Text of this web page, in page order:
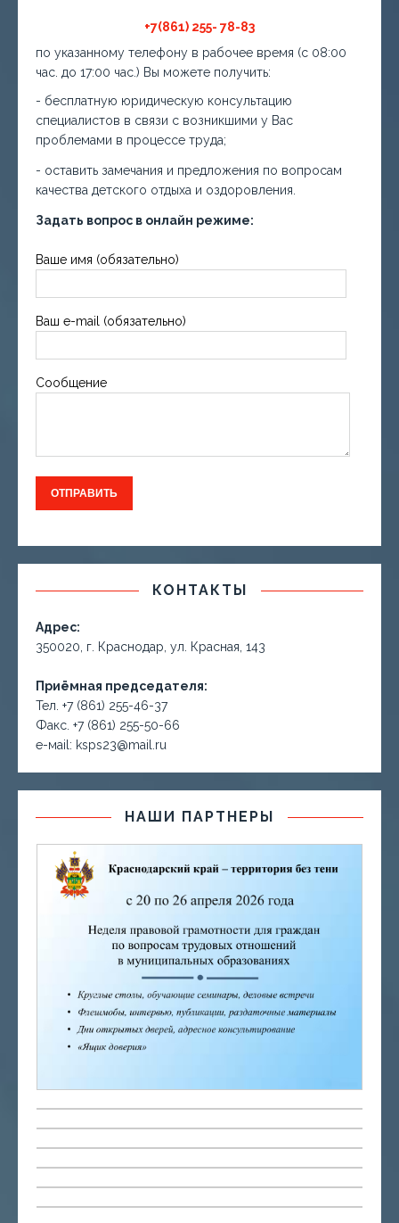
+7(861) 255- 78-83
по указанному телефону в рабочее время (с 08:00
час. до 17:00 час.) Вы можете получить:
- бесплатную юридическую консультацию
специалистов в связи с возникшими у Вас
проблемами в процессе труда;
- оставить замечания и предложения по вопросам
качества детского отдыха и оздоровления.
Задать вопрос в онлайн режиме:
Ваше имя (обязательно)
Ваш e-mail (обязательно)
Сообщение
КОНТАКТЫ
Адрес:
350020, г. Краснодар, ул. Красная, 143
Приёмная председателя:
Тел. +7 (861) 255-46-37
Факс. +7 (861) 255-50-66
е-маil: ksps23@mail.ru
НАШИ ПАРТНЕРЫ